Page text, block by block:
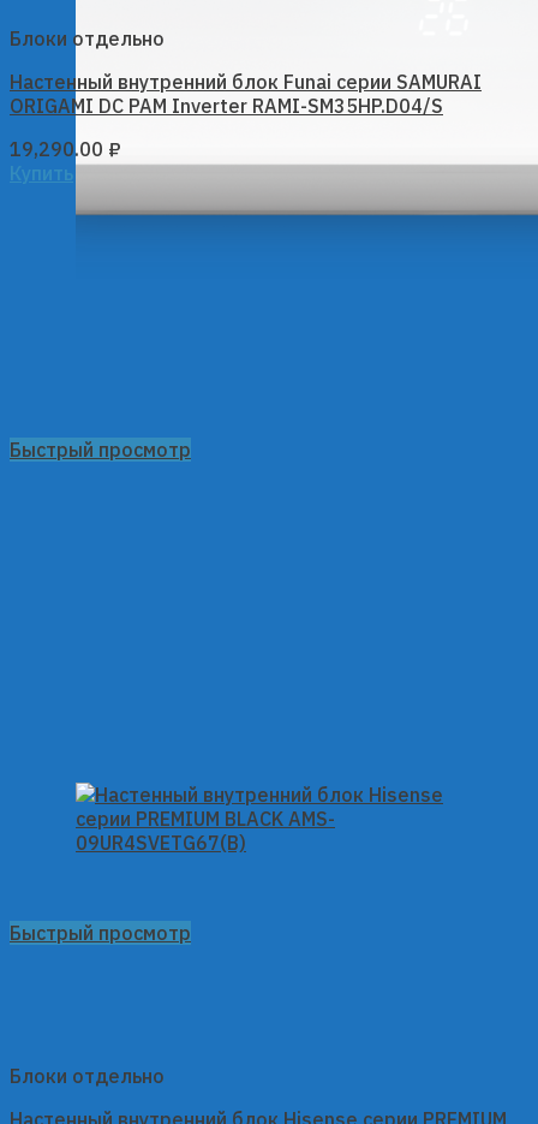
Быстрый просмотр
Блоки отдельно
Настенный внутренний блок Funai серии SAMURAI
ORIGAMI DC PAM Inverter RAMI-SM35HP.D04/S
19,290.00 ₽
Купить
Быстрый просмотр
Блоки отдельно